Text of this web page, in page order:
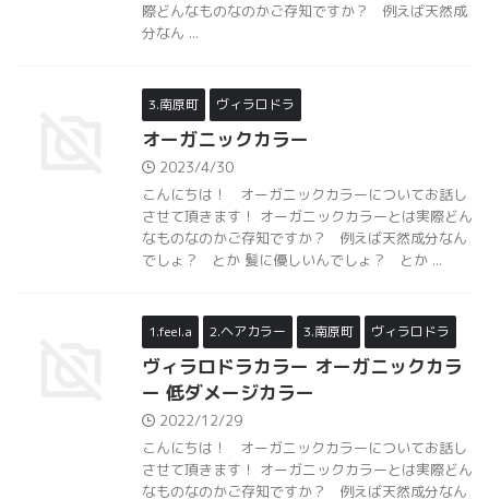
際どんなものなのかご存知ですか？ 例えば天然成
分なん ...
3.南原町 ヴィラロドラ
オーガニックカラー
2023/4/30
こんにちは！ オーガニックカラーについてお話し
させて頂きます！ オーガニックカラーとは実際どん
なものなのかご存知ですか？ 例えば天然成分なん
でしょ？ とか 髪に優しいんでしょ？ とか ...
1.feel.a 2.ヘアカラー 3.南原町 ヴィラロドラ
ヴィラロドラカラー オーガニックカラ
ー 低ダメージカラー
2022/12/29
こんにちは！ オーガニックカラーについてお話し
させて頂きます！ オーガニックカラーとは実際どん
なものなのかご存知ですか？ 例えば天然成分なん